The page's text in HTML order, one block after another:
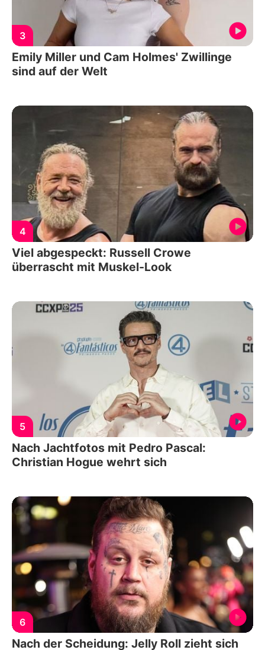
3
Emily Miller und Cam Holmes' Zwillinge
sind auf der Welt
4
Viel abgespeckt: Russell Crowe
überrascht mit Muskel-Look
5
Nach Jachtfotos mit Pedro Pascal:
Christian Hogue wehrt sich
6
Nach der Scheidung: Jelly Roll zieht sich